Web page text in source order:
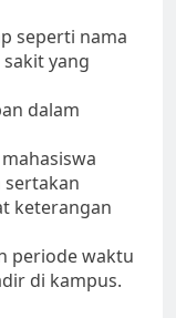
seperti nama
yang
dalam
keterangan
periode waktu
di kampus.